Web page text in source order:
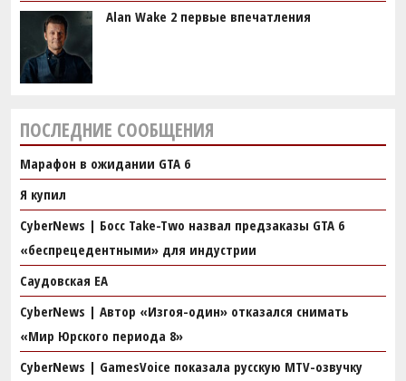
Alan Wake 2 первые впечатления
ПОСЛЕДНИЕ СООБЩЕНИЯ
Марафон в ожидании GTA 6
Я купил
CyberNews | Босс Take-Two назвал предзаказы GTA 6
«беспрецедентными» для индустрии
Саудовская EA
CyberNews | Автор «Изгоя-один» отказался снимать
«Мир Юрского периода 8»
CyberNews | GamesVoice показала русскую MTV-озвучку